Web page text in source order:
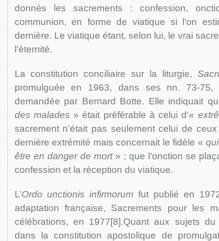
donnés les sacrements : confession,
communion, en forme de viatique si l’on
dernière. Le viatique étant, selon lui, le vrai
l’éternité.
La constitution conciliaire sur la liturgie,
promulguée en 1963, dans ses nn. 73-75,
demandée par Bernard Botte. Elle indiquait
des malades » était préférable à celui d’«
sacrement n’était pas seulement celui de
dernière extrémité mais concernait le fidèle «
être en danger de mort» ; que l’onction se
confession et la réception du viatique.
L’Ordo unctionis infirmorumfut publié en
adaptation française, Sacrements pour les
célébrations, en 1977[8].Quant aux sujets
dans la constitution apostolique de